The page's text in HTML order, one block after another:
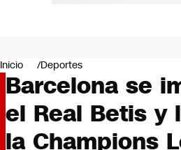
Negocios
Deportes
Programas completos
Cultura
Servicios
Bits
Inicio Deportes
Barcelona se
el Real Betis y
la Champions